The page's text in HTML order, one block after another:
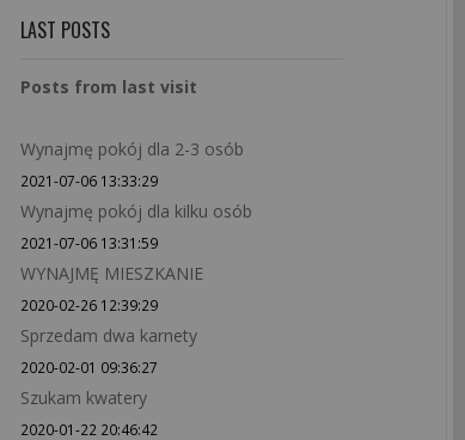
LAST POSTS
Posts from last visit
Wynajmę pokój dla 2-3 osób
2021-07-06 13:33:29
Wynajmę pokój dla kilku osób
2021-07-06 13:31:59
WYNAJMĘ MIESZKANIE
2020-02-26 12:39:29
Sprzedam dwa karnety
2020-02-01 09:36:27
Szukam kwatery
2020-01-22 20:46:42